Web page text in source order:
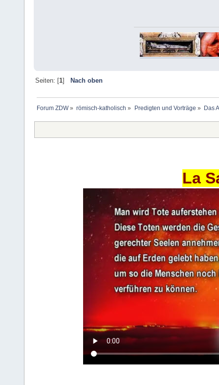
Seiten: [1] Nach oben
Forum ZDW» römisch-katholisch » Predigten und Vorträge » Das
La